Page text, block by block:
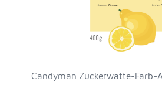
Candyman Zuckerwatte-Farb-